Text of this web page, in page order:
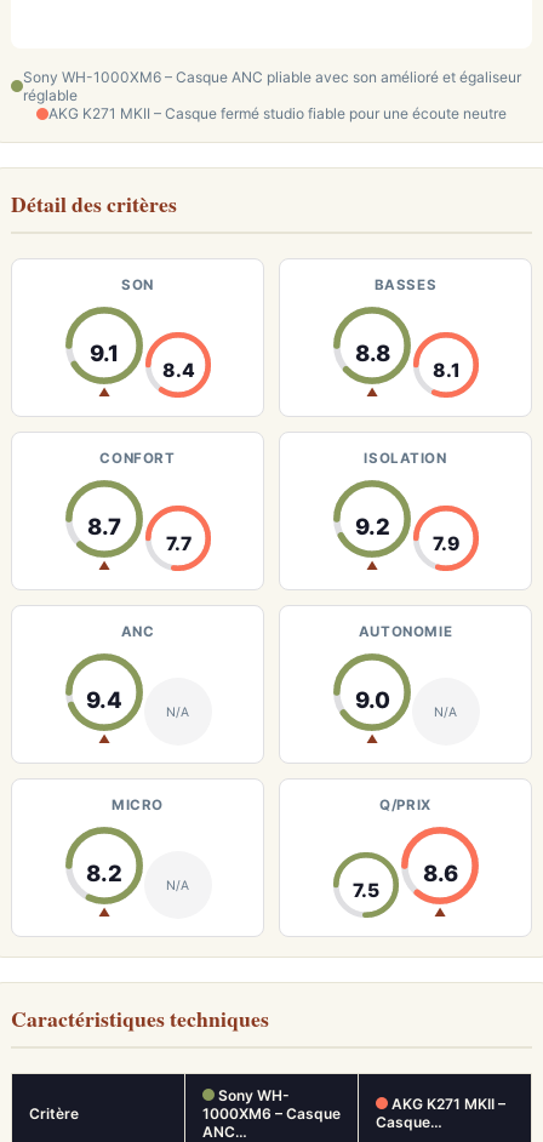
Sony WH-1000XM6 – Casque ANC pliable avec son amélioré et égaliseur
réglable
AKG K271 MKII – Casque fermé studio fiable pour une écoute neutre
Détail des critères
SON
9.1
▲
8.4
BASSES
8.8
▲
8.1
CONFORT
8.7
▲
7.7
ISOLATION
9.2
▲
7.9
ANC
9.4
▲
N/A
AUTONOMIE
9.0
▲
N/A
MICRO
8.2
▲
N/A
Q/PRIX
7.5
8.6
▲
Caractéristiques techniques
Critère
Sony WH-
1000XM6 – Casque
ANC…
AKG K271 MKII –
Casque…